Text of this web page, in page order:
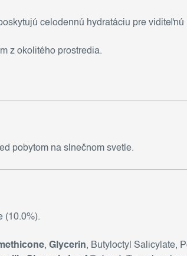
celodennú hydratáciu pre
z okolitého prostredia.
pobytom na slnečnom svetle.
(10.0%).
, Glycerin, Butyloctyl Salicylate,